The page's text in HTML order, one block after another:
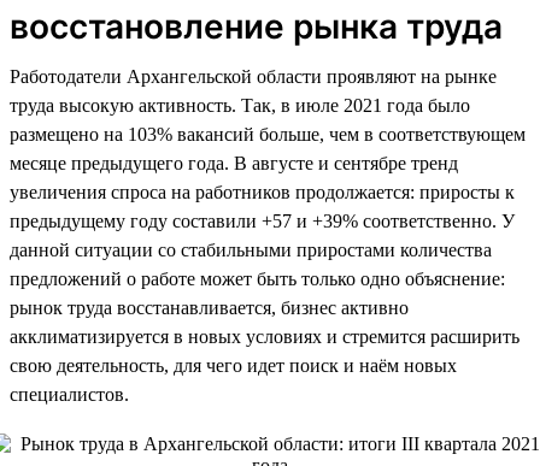
восстановление рынка труда
Работодатели Архангельской области проявляют на рынке
труда высокую активность. Так, в июле 2021 года было
размещено на 103% вакансий больше, чем в соответствующем
месяце предыдущего года. В августе и сентябре тренд
увеличения спроса на работников продолжается: приросты к
предыдущему году составили +57 и +39% соответственно. У
данной ситуации со стабильными приростами количества
предложений о работе может быть только одно объяснение:
рынок труда восстанавливается, бизнес активно
акклиматизируется в новых условиях и стремится расширить
свою деятельность, для чего идет поиск и наём новых
специалистов.